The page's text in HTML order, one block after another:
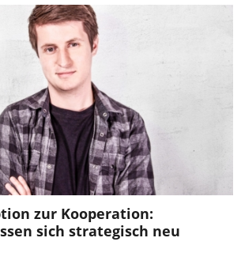
zur Kooperation:
sich strategisch neu